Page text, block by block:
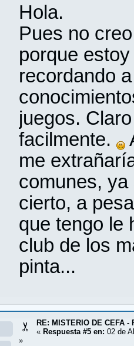
Hola.
Pues no
porque
recordando
juegos.
facilmente.
me
comunes,
cierto, a
que tengo le
club de los
pinta...
RE: MISTERIO DE CEFA -
« Respuesta #5 en: 02 de
»